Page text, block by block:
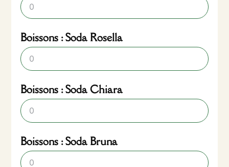
Boissons : Soda Rosella
Boissons : Soda Chiara
Boissons : Soda Bruna